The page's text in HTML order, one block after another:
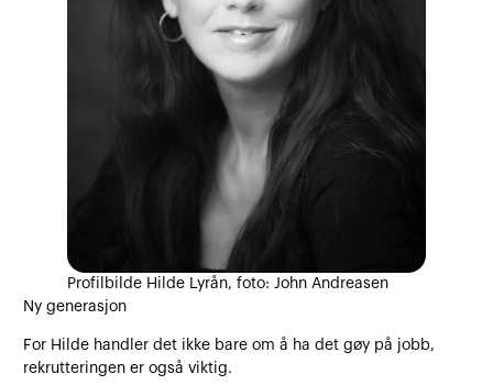
Profilbilde Hilde Lyrån, foto: John Andreasen
Ny generasjon
For Hilde handler det ikke bare om å ha det gøy på jobb,
rekrutteringen er også viktig.